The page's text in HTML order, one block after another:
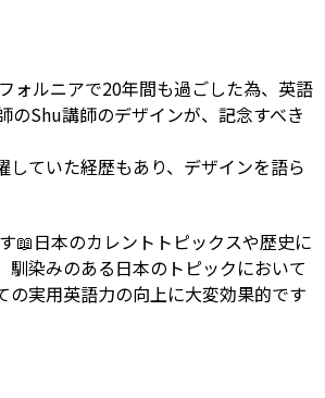
ォルニアで20年間も過ごした為、英語
Shu講師のデザインが、記念すべき
ていた経歴もあり、デザインを語ら
📖日本のカレントトピックスや歴史に
染みのある日本のトピックにおいて
実用英語力の向上に大変効果的です